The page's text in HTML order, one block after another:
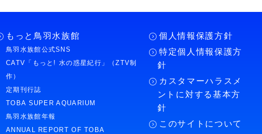
もっと鳥羽水族館
鳥羽水族館公式SNS
CATV「もっと! 水の惑星紀行」（ZTV制
作）
定期刊行誌
TOBA SUPER AQUARIUM
鳥羽水族館年報
ANNUAL REPORT OF TOBA
個人情報保護方針
特定個人情報保護方
針
カスタマーハラスメ
ントに対する基本方
針
このサイトについて